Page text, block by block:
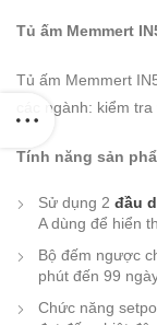
Tủ ấm Memmert
Tủ ấm Memmert
các ngành: kiểm
Tính năng sản
Sử dụng 2 đầu
A dùng để hiển
Bộ đếm ngược
phút đến 99
Chức năng